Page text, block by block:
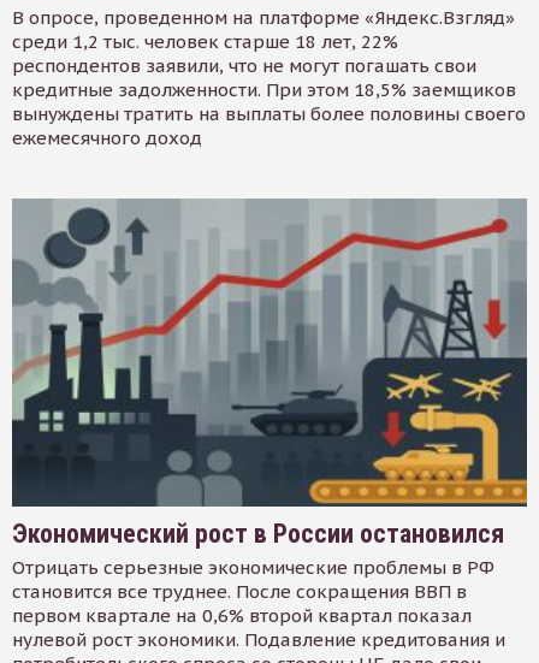
В опросе, проведенном на платформе «Яндекс.Взгляд»
среди 1,2 тыс. человек старше 18 лет, 22%
респондентов заявили, что не могут погашать свои
кредитные задолженности. При этом 18,5% заемщиков
вынуждены тратить на выплаты более половины своего
ежемесячного доход
Экономический рост в России остановился
Отрицать серьезные экономические проблемы в РФ
становится все труднее. После сокращения ВВП в
первом квартале на 0,6% второй квартал показал
нулевой рост экономики. Подавление кредитования и